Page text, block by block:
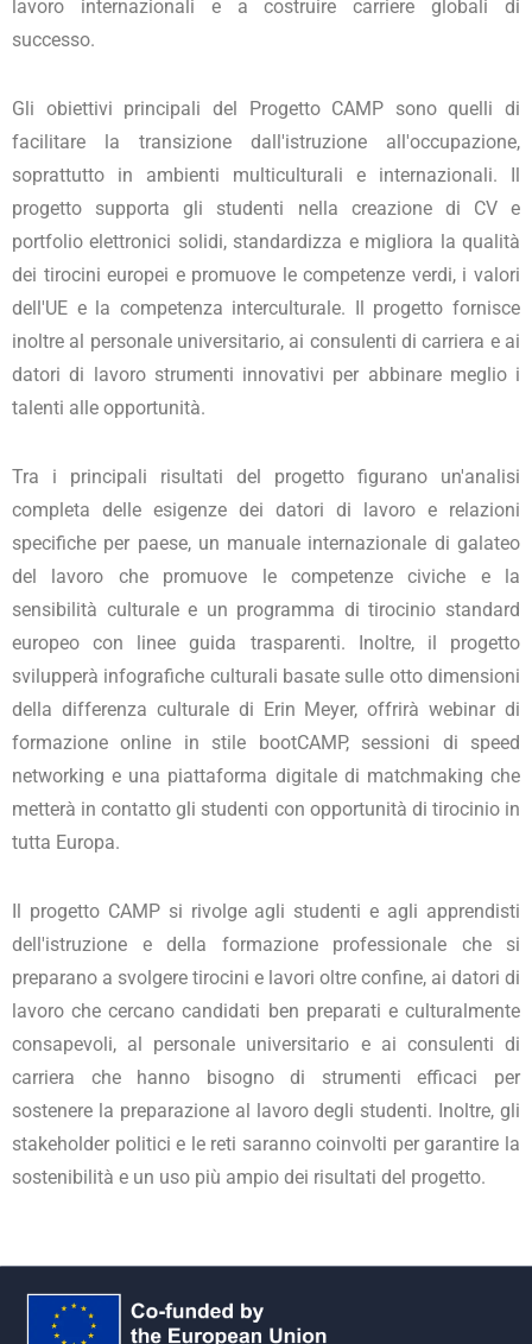
lavoro internazionali e a costruire carriere globali di
successo.
Gli obiettivi principali del Progetto CAMP sono quelli di
facilitare la transizione dall'istruzione all'occupazione,
soprattutto in ambienti multiculturali e internazionali. Il
progetto supporta gli studenti nella creazione di CV e
portfolio elettronici solidi, standardizza e migliora la qualità
dei tirocini europei e promuove le competenze verdi, i valori
dell'UE e la competenza interculturale. Il progetto fornisce
inoltre al personale universitario, ai consulenti di carriera e ai
datori di lavoro strumenti innovativi per abbinare meglio i
talenti alle opportunità.
Tra i principali risultati del progetto figurano un'analisi
completa delle esigenze dei datori di lavoro e relazioni
specifiche per paese, un manuale internazionale di galateo
del lavoro che promuove le competenze civiche e la
sensibilità culturale e un programma di tirocinio standard
europeo con linee guida trasparenti. Inoltre, il progetto
svilupperà infografiche culturali basate sulle otto dimensioni
della differenza culturale di Erin Meyer, offrirà webinar di
formazione online in stile bootCAMP, sessioni di speed
networking e una piattaforma digitale di matchmaking che
metterà in contatto gli studenti con opportunità di tirocinio in
tutta Europa.
Il progetto CAMP si rivolge agli studenti e agli apprendisti
dell'istruzione e della formazione professionale che si
preparano a svolgere tirocini e lavori oltre confine, ai datori di
lavoro che cercano candidati ben preparati e culturalmente
consapevoli, al personale universitario e ai consulenti di
carriera che hanno bisogno di strumenti efficaci per
sostenere la preparazione al lavoro degli studenti. Inoltre, gli
stakeholder politici e le reti saranno coinvolti per garantire la
sostenibilità e un uso più ampio dei risultati del progetto.